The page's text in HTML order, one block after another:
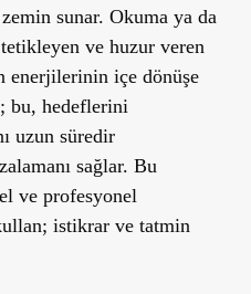
sunar. Okuma ya da
ve huzur veren
enerjilerinin içe dönüşe
bu, hedeflerini
uzun süredir
sağlar. Bu
ve profesyonel
istikrar ve tatmin